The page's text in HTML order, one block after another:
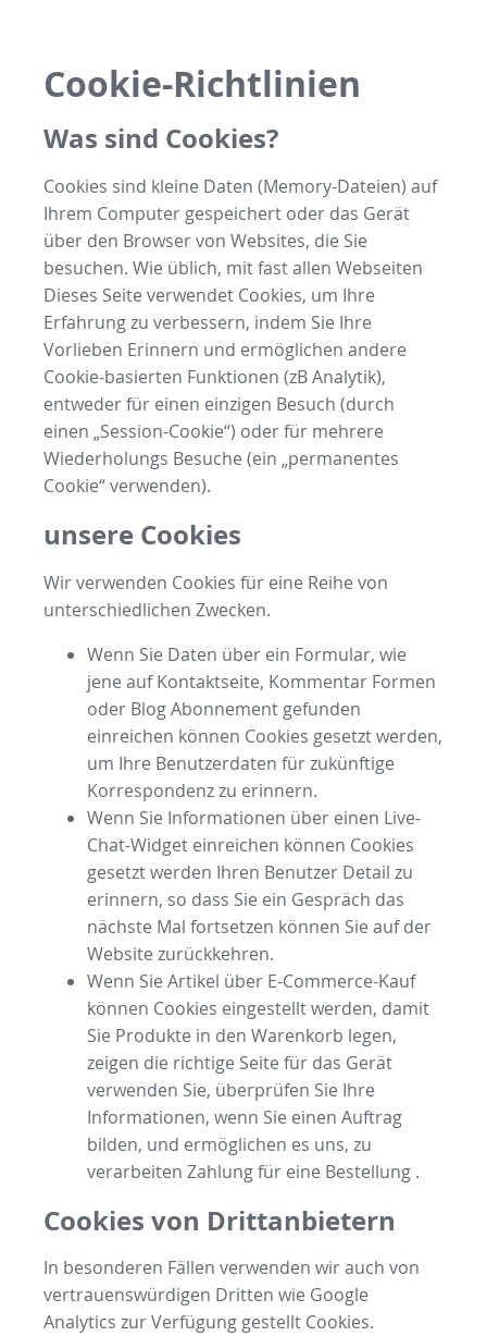
Cookie-Richtlinien
Was sind Cookies?
Cookies sind kleine Daten (Memory-Dateien) auf
Ihrem Computer gespeichert oder das Gerät
über den Browser von Websites, die Sie
besuchen. Wie üblich, mit fast allen Webseiten
Dieses Seite verwendet Cookies, um Ihre
Erfahrung zu verbessern, indem Sie Ihre
Vorlieben Erinnern und ermöglichen andere
Cookie-basierten Funktionen (zB Analytik),
entweder für einen einzigen Besuch (durch
einen „Session-Cookie“) oder für mehrere
Wiederholungs Besuche (ein „permanentes
Cookie“ verwenden).
unsere Cookies
Wir verwenden Cookies für eine Reihe von
unterschiedlichen Zwecken.
Wenn Sie Daten über ein Formular, wie
jene auf Kontaktseite, Kommentar Formen
oder Blog Abonnement gefunden
einreichen können Cookies gesetzt werden,
um Ihre Benutzerdaten für zukünftige
Korrespondenz zu erinnern.
Wenn Sie Informationen über einen Live-
Chat-Widget einreichen können Cookies
gesetzt werden Ihren Benutzer Detail zu
erinnern, so dass Sie ein Gespräch das
nächste Mal fortsetzen können Sie auf der
Website zurückkehren.
Wenn Sie Artikel über E-Commerce-Kauf
können Cookies eingestellt werden, damit
Sie Produkte in den Warenkorb legen,
zeigen die richtige Seite für das Gerät
verwenden Sie, überprüfen Sie Ihre
Informationen, wenn Sie einen Auftrag
bilden, und ermöglichen es uns, zu
verarbeiten Zahlung für eine Bestellung .
Cookies von Drittanbietern
In besonderen Fällen verwenden wir auch von
vertrauenswürdigen Dritten wie Google
Analytics zur Verfügung gestellt Cookies.